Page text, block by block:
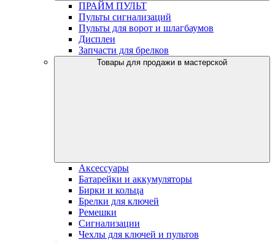
ПРАЙМ ПУЛЬТ
Пульты сигнализаций
Пульты для ворот и шлагбаумов
Дисплеи
Запчасти для брелков
Товары для продажи в мастерской
Аксессуары
Батарейки и аккумуляторы
Бирки и кольца
Брелки для ключей
Ремешки
Сигнализации
Чехлы для ключей и пультов